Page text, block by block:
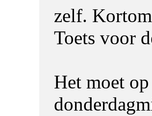
zelf.
Toets voor
Het moet op